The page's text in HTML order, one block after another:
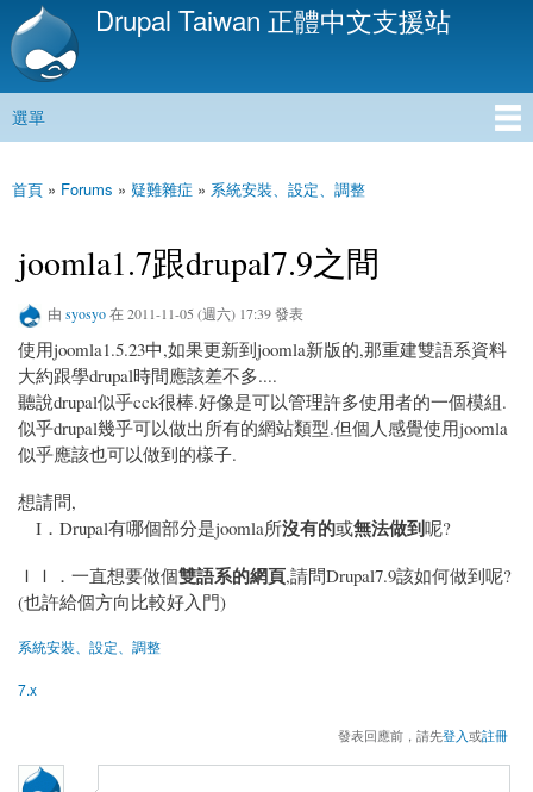
移
內
Drupal Taiwan 正體中文支援站
主選單
選單
您在這裡
首頁 » Forums » 疑難雜症 » 系統安裝、設定、調整
joomla1.7跟drupal7.9之間
由 syosyo在 2011-11-05 (週六) 17:39 發表
使用joomla1.5.23中,如果更新到joomla新版的,那重建雙語系資料
大約跟學drupal時間應該差不多....
聽說drupal似乎cck很棒.好像是可以管理許多使用者的一個模組.
似乎drupal幾乎可以做出所有的網站類型.但個人感覺使用joomla
似乎應該也可以做到的樣子.
想請問,
I．Drupal有哪個部分是joomla所沒有的或無法做到呢?
ＩＩ．一直想要做個雙語系的網頁,請問Drupal7.9該如何做到呢?
(也許給個方向比較好入門)
系統安裝、設定、調整
7.x
發表回應前，請先登入或註冊